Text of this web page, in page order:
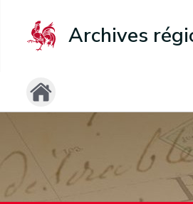
Archives